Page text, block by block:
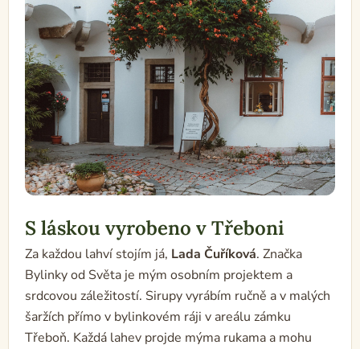
S láskou vyrobeno v Třeboni
Za každou lahví stojím já, Lada Čuříková. Značka
Bylinky od Světa je mým osobním projektem a
srdcovou záležitostí. Sirupy vyrábím ručně a v malých
šaržích přímo v bylinkovém ráji v areálu zámku
Třeboň. Každá lahev projde mýma rukama a mohu